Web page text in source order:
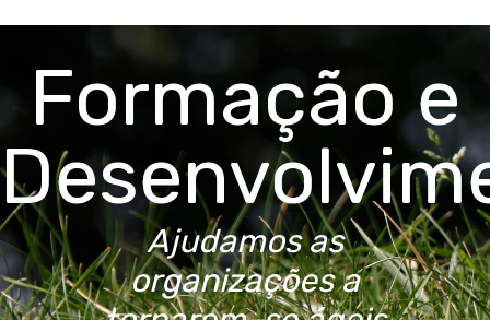
Serviços
Ofertas de Emprego
Artigos
Contactos
Login
Formação e
Ajudamos as
organizações a